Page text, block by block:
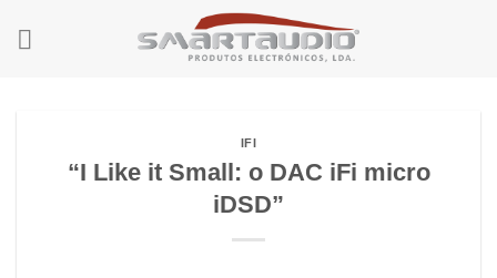
IFI
“I Like it Small: o DAC iFi micro
iDSD”